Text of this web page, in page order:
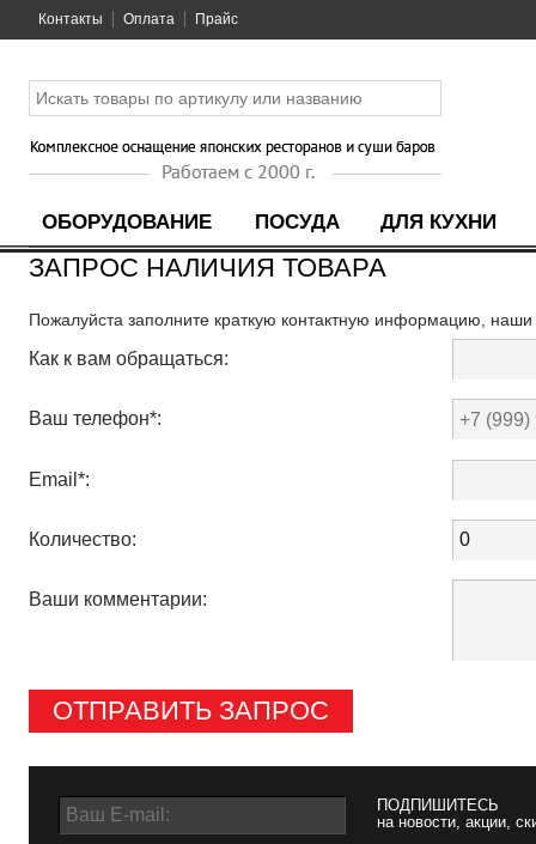
Контакты Оплата Прайс
ОБОРУДОВАНИЕ ПОСУДА ДЛЯ КУХНИ
ЗАПРОС НАЛИЧИЯ ТОВАРА
Пожалуйста заполните краткую контактную информацию,
Как к вам обращаться:
Ваш телефон*:
Email*:
Количество:
Ваши комментарии:
ОТПРАВИТЬ ЗАПРОС
ПОДПИШИТЕСЬ
на новости, акции,